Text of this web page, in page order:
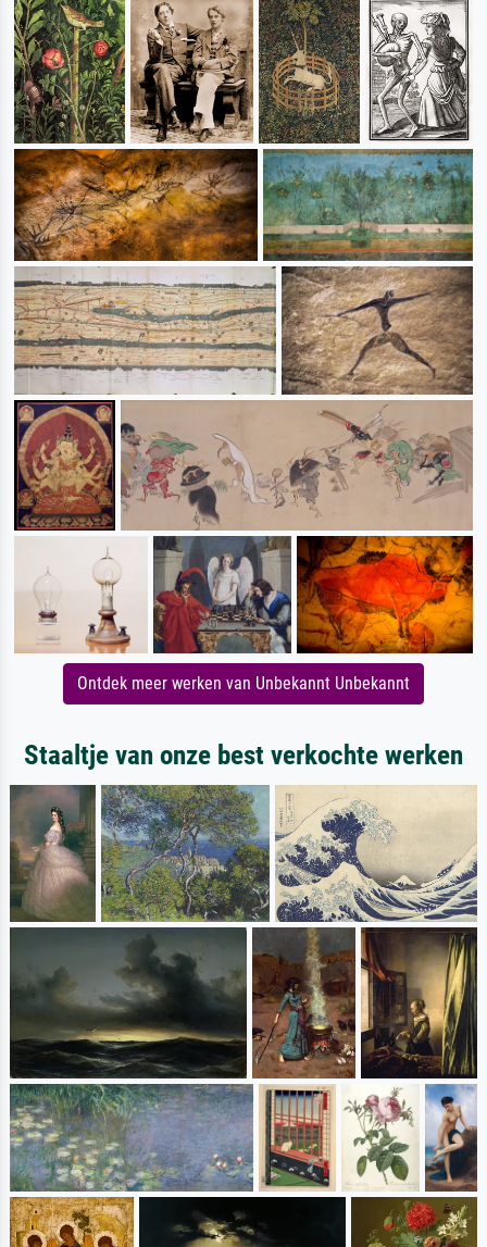
Ontdek meer werken van Unbekannt Unbekannt
Staaltje van onze best verkochte werken